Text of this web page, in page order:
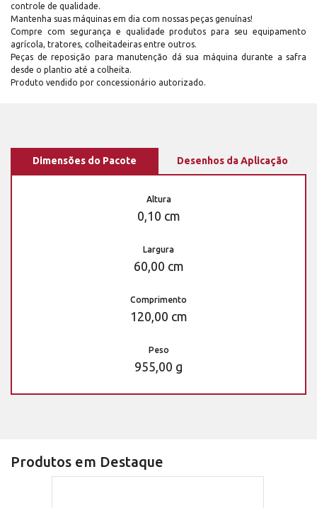
controle de qualidade.
Mantenha suas máquinas em dia com nossas peças genuínas!
Compre com segurança e qualidade produtos para seu equipamento
agrícola, tratores, colheitadeiras entre outros.
Peças de reposição para manutenção dá sua máquina durante a safra
desde o plantio até a colheita.
Produto vendido por concessionário autorizado.
Dimensões do Pacote Desenhos da Aplicação
Altura
0,10 cm
Largura
60,00 cm
Comprimento
120,00 cm
Peso
955,00 g
Produtos em Destaque